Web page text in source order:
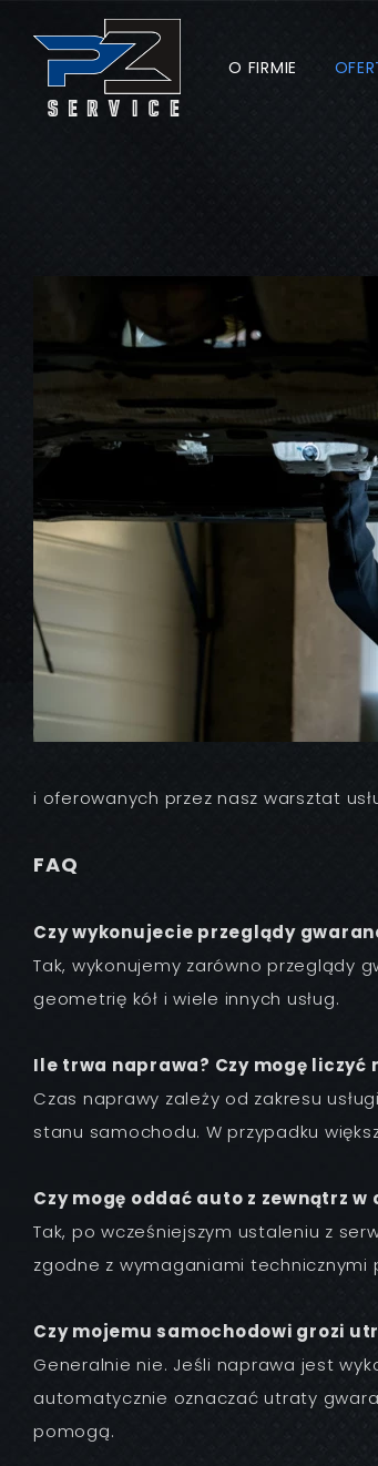
O FIRMIE
i oferowanych przez nasz warsztat
FAQ
Czy wykonujecie przeglądy
Tak, wykonujemy zarówno przeglądy
geometrię kół i wiele innych usług.
Ile trwa naprawa? Czy mogę liczyć
Czas naprawy zależy od zakresu
stanu samochodu. W przypadku
Czy mogę oddać auto z zewnątrz
Tak, po wcześniejszym ustaleniu z
zgodne z wymaganiami technicznymi
Czy mojemu samochodowi grozi
Generalnie nie. Jeśli naprawa jest
automatycznie oznaczać utraty
pomogą.